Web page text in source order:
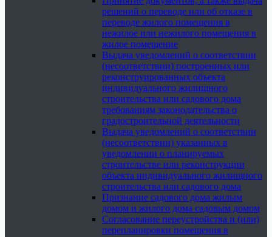
решений о переводе или об отказе в
переводе жилого помещения в
нежилое или нежилого помещения в
жилое помещение
Выдача уведомлений о соответствии
(несоответствии) построенных или
реконструированных объекта
индивидуального жилищного
строительства или садового дома
требованиям законодательства о
градостроительной деятельности
Выдача уведомлений о соответствии
(несоответствии) указанных в
уведомлении о планируемых
строительстве или реконструкции
объекта индивидуального жилищного
строительства или садового дома
Признание садового дома жилым
домом и жилого дома садовым домом
Согласование переустройства и (или)
перепланировки помещения в